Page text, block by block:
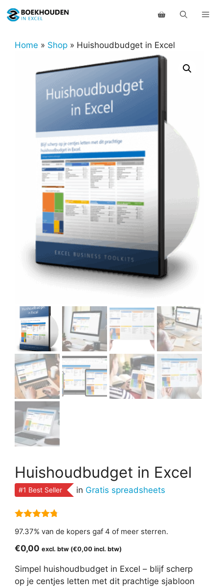
naar
inhoudHome » Shop » Huishoudbudget in Excel
Huishoudbudget in Excel
#1 Best Seller in Gratis spreadsheets
97.37% van de kopers gaf 4 of meer sterren.
€0,00 excl. btw (€0,00 incl. btw)
Simpel huishoudbudget in Excel – blijf scherp
op je centjes letten met dit prachtige sjabloon